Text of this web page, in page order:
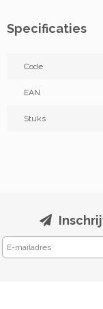
Specificaties
Code
EAN
Stuks